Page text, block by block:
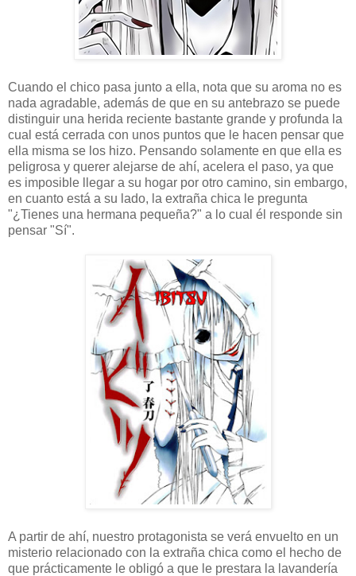
Cuando el chico pasa junto a ella, nota que su aroma no es
nada agradable, además de que en su antebrazo se puede
distinguir una herida reciente bastante grande y profunda la
cual está cerrada con unos puntos que le hacen pensar que
ella misma se los hizo. Pensando solamente en que ella es
peligrosa y querer alejarse de ahí, acelera el paso, ya que
es imposible llegar a su hogar por otro camino, sin embargo,
en cuanto está a su lado, la extraña chica le pregunta
"¿Tienes una hermana pequeña?" a lo cual él responde sin
pensar "Sí".
A partir de ahí, nuestro protagonista se verá envuelto en un
misterio relacionado con la extraña chica como el hecho de
que prácticamente le obligó a que le prestara la lavandería